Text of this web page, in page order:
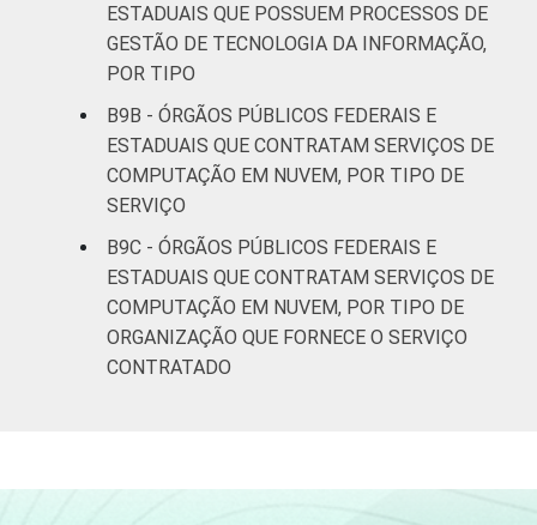
ESTADUAIS QUE POSSUEM PROCESSOS DE
GESTÃO DE TECNOLOGIA DA INFORMAÇÃO,
POR TIPO
B9B - ÓRGÃOS PÚBLICOS FEDERAIS E
ESTADUAIS QUE CONTRATAM SERVIÇOS DE
COMPUTAÇÃO EM NUVEM, POR TIPO DE
SERVIÇO
B9C - ÓRGÃOS PÚBLICOS FEDERAIS E
ESTADUAIS QUE CONTRATAM SERVIÇOS DE
COMPUTAÇÃO EM NUVEM, POR TIPO DE
ORGANIZAÇÃO QUE FORNECE O SERVIÇO
CONTRATADO